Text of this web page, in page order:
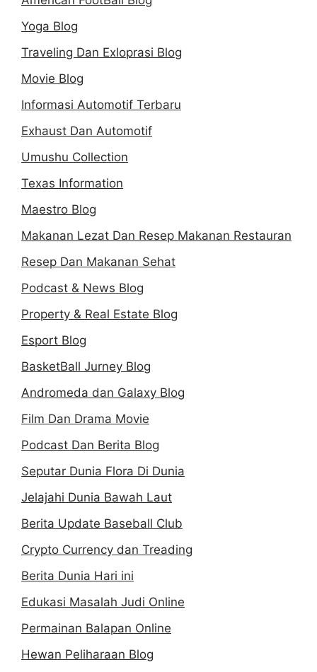
Yoga Blog
Traveling Dan Exloprasi Blog
Movie Blog
Informasi Automotif Terbaru
Exhaust Dan Automotif
Umushu Collection
Texas Information
Maestro Blog
Makanan Lezat Dan Resep Makanan Restauran
Resep Dan Makanan Sehat
Podcast & News Blog
Property & Real Estate Blog
Esport Blog
BasketBall Jurney Blog
Andromeda dan Galaxy Blog
Film Dan Drama Movie
Podcast Dan Berita Blog
Seputar Dunia Flora Di Dunia
Jelajahi Dunia Bawah Laut
Berita Update Baseball Club
Crypto Currency dan Treading
Berita Dunia Hari ini
Edukasi Masalah Judi Online
Permainan Balapan Online
Hewan Peliharaan Blog